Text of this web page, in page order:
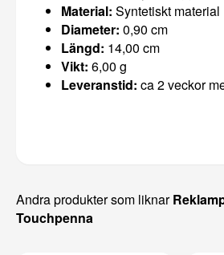
Material: Syntetiskt material
Diameter: 0,90 cm
Längd: 14,00 cm
Vikt: 6,00 g
Leveranstid: ca 2 veckor
Andra produkter som liknar
Touchpenna